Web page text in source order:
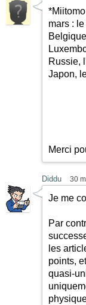
mars :
Russie,
Japon,
Merci
Diddu 30
Je me
Par
les
points,
quasi-